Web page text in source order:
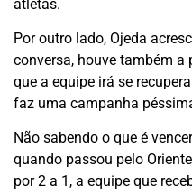
atletas.
Por outro lado, Ojeda
conversa, houve também
que a equipe irá se
faz uma campanha
Não sabendo o que é
quando passou pelo
por 2 a 1, a equipe que